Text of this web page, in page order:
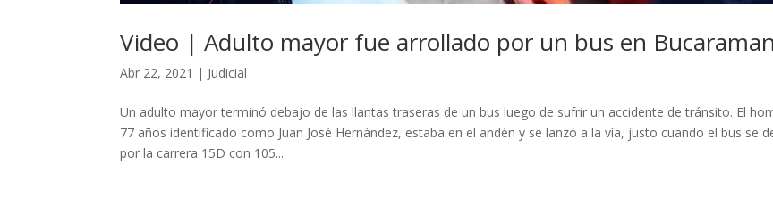
Video | Adulto mayor fue arrollado por un bus en
Abr 22, 2021 | Judicial
Un adulto mayor terminó debajo de las llantas traseras de un bus luego de sufrir un accidente de tránsito. El
77 años identificado como Juan José Hernández, estaba en el andén y se lanzó a la vía, justo cuando el bus se
por la carrera 15D con 105...